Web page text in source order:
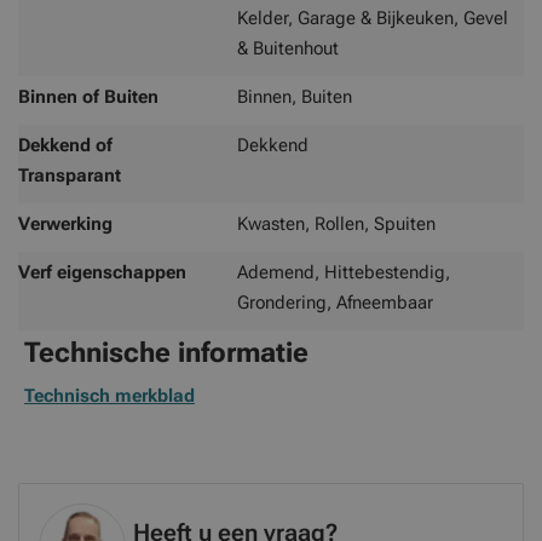
Kelder, Garage & Bijkeuken, Gevel
& Buitenhout
Binnen of Buiten Binnen, Buiten
Dekkend of
Transparant
Dekkend
Verwerking Kwasten, Rollen, Spuiten
Verf eigenschappen
Ademend, Hittebestendig,
Grondering, Afneembaar
Technische informatie
Technisch merkblad
Heeft u een vraag?